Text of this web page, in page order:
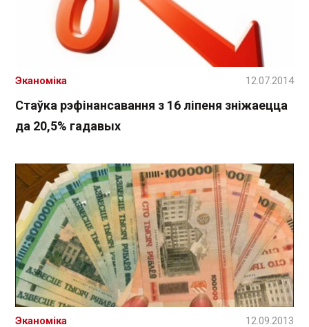
Стаўка рэфінансавання з 16 ліпеня зніжаецца
да 20,5% гадавых
Эканоміка 12.07.2014
Эканоміка 12.09.2013